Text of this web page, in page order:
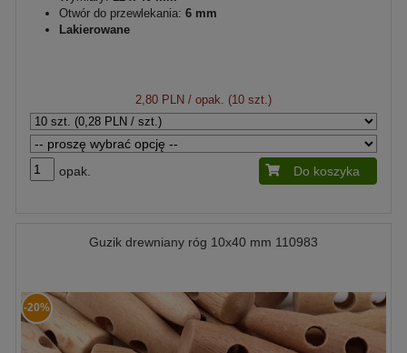
Otwór do przewlekania: 6 mm
Lakierowane
2,80 PLN / opak. (10 szt.)
opak. Do koszyka
Guzik drewniany róg 10x40 mm 110983
-20%